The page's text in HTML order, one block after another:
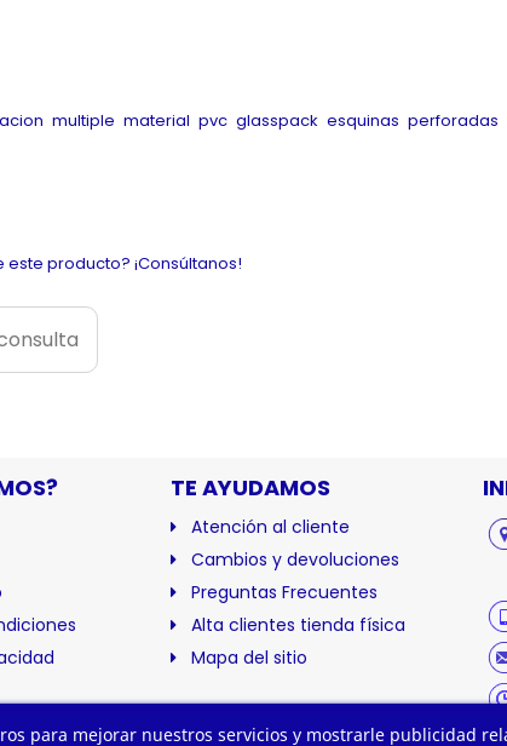
multiple material pvc glasspack esquinas perforadas
producto? ¡Consúltanos!
TE AYUDAMOS
Atención al cliente
Cambios y devoluciones
Preguntas Frecuentes
Alta clientes tienda física
Mapa del sitio
para mejorar nuestros servicios y mostrarle publicidad